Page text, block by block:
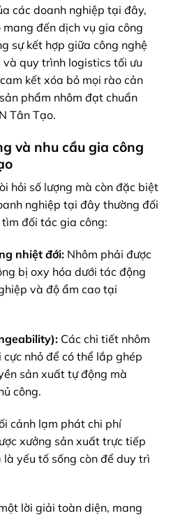
các doanh nghiệp tại đây,
mang đến dịch vụ gia công
sự kết hợp giữa công nghệ
và quy trình logistics tối ưu
kết xóa bỏ mọi rào cản
phẩm nhôm đạt chuẩn
Tân Tạo.
và nhu cầu gia công
hỏi số lượng mà còn đặc biệt
nghiệp tại đây thường đối
đối tác gia công:
nhiệt đới:Nhôm phải được
bị oxy hóa dưới tác động
và độ ẩm cao tại
Các chi tiết nhôm
nhỏ để có thể lắp ghép
sản xuất tự động mà
công.
cảnh lạm phát chi phí
xưởng sản xuất trực tiếp
yếu tố sống còn để duy trì
lời giải toàn diện, mang